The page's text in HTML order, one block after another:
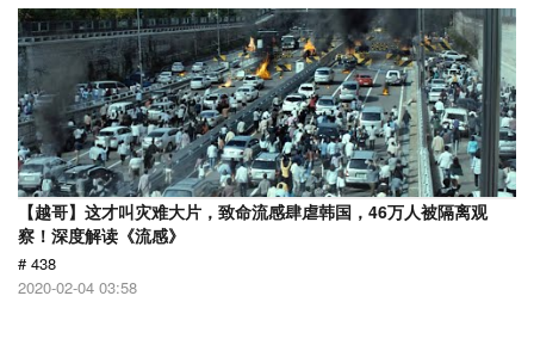
【越哥】这才叫灾难大片，致命流感肆虐韩国，46万人被隔离观
察！深度解读《流感》
# 438
2020-02-04 03:58